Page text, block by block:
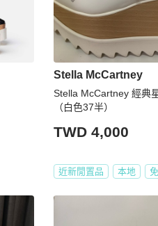
Stella McCartney
Stella McCartney 經典
（白色37半）
TWD 4,000
近新閒置品 本地